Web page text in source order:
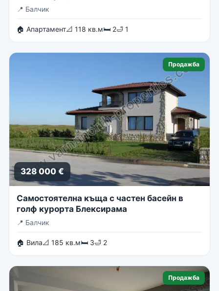
📍 Балчик
🏠 Апартамент📐 118 кв.м🛏 2🛁 1
Продажба
328 000 €
Самостоятелна къща с частен басейн в
голф курорта Блексирама
📍 Балчик
🏠 Вила📐 185 кв.м🛏 3🛁 2
Продажба